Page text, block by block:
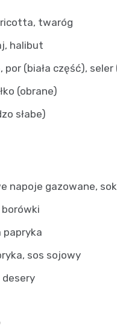
ricotta, twaróg
halibut
por (biała część),
(obrane)
słabe)
napoje gazowane,
papryka
sos sojowy
desery